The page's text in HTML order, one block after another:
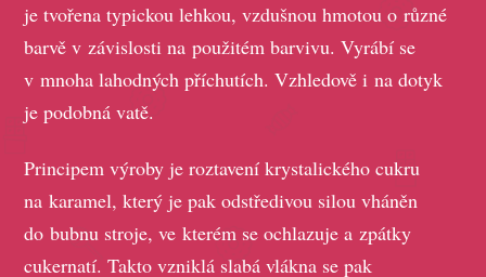
je tvořena typickou lehkou, vzdušnou hmotou o různé
barvě v závislosti na použitém barvivu. Vyrábí se
v mnoha lahodných příchutích. Vzhledově i na dotyk
je podobná vatě.
Principem výroby je roztavení krystalického cukru
na karamel, který je pak odstředivou silou vháněn
do bubnu stroje, ve kterém se ochlazuje a zpátky
cukernatí. Takto vzniklá slabá vlákna se pak